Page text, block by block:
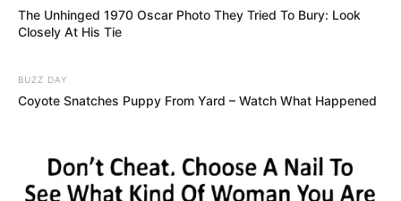
The Unhinged 1970 Oscar Photo They Tried To Bury: Look
Closely At His Tie
BUZZ DAY
Coyote Snatches Puppy From Yard – Watch What Happened